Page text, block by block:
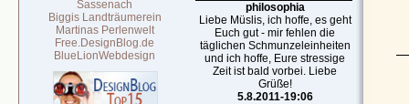
Sassenach
Biggis Landträumerein
Martinas Perlenwelt
Free.DesignBlog.de
BlueLionWebdesign
philosophia
Liebe Müslis, ich hoffe, es geht
Euch gut - mir fehlen die
täglichen Schmunzeleinheiten
und ich hoffe, Eure stressige
Zeit ist bald vorbei. Liebe
Grüße!
5.8.2011-19:06